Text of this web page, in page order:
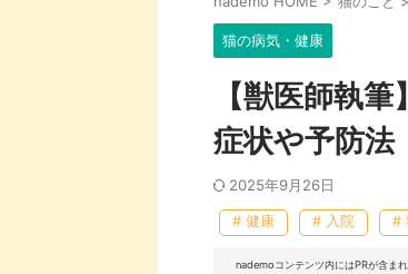
犬のしつけ
猫のしつけ
猫の病気・健康
【獣医師執
症状や予防法
2025年9月26日
# 健康 # 入院 #
nademoコンテンツ内にはPRが含ま